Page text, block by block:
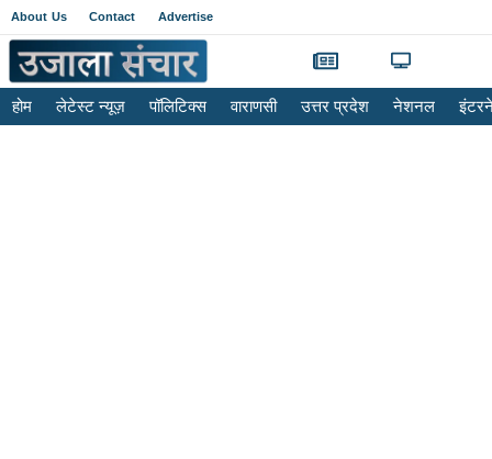
About Us Contact Advertise
होम लेटेस्ट न्यूज़ पॉलिटिक्स वाराणसी उत्तर प्रदेश नेशनल